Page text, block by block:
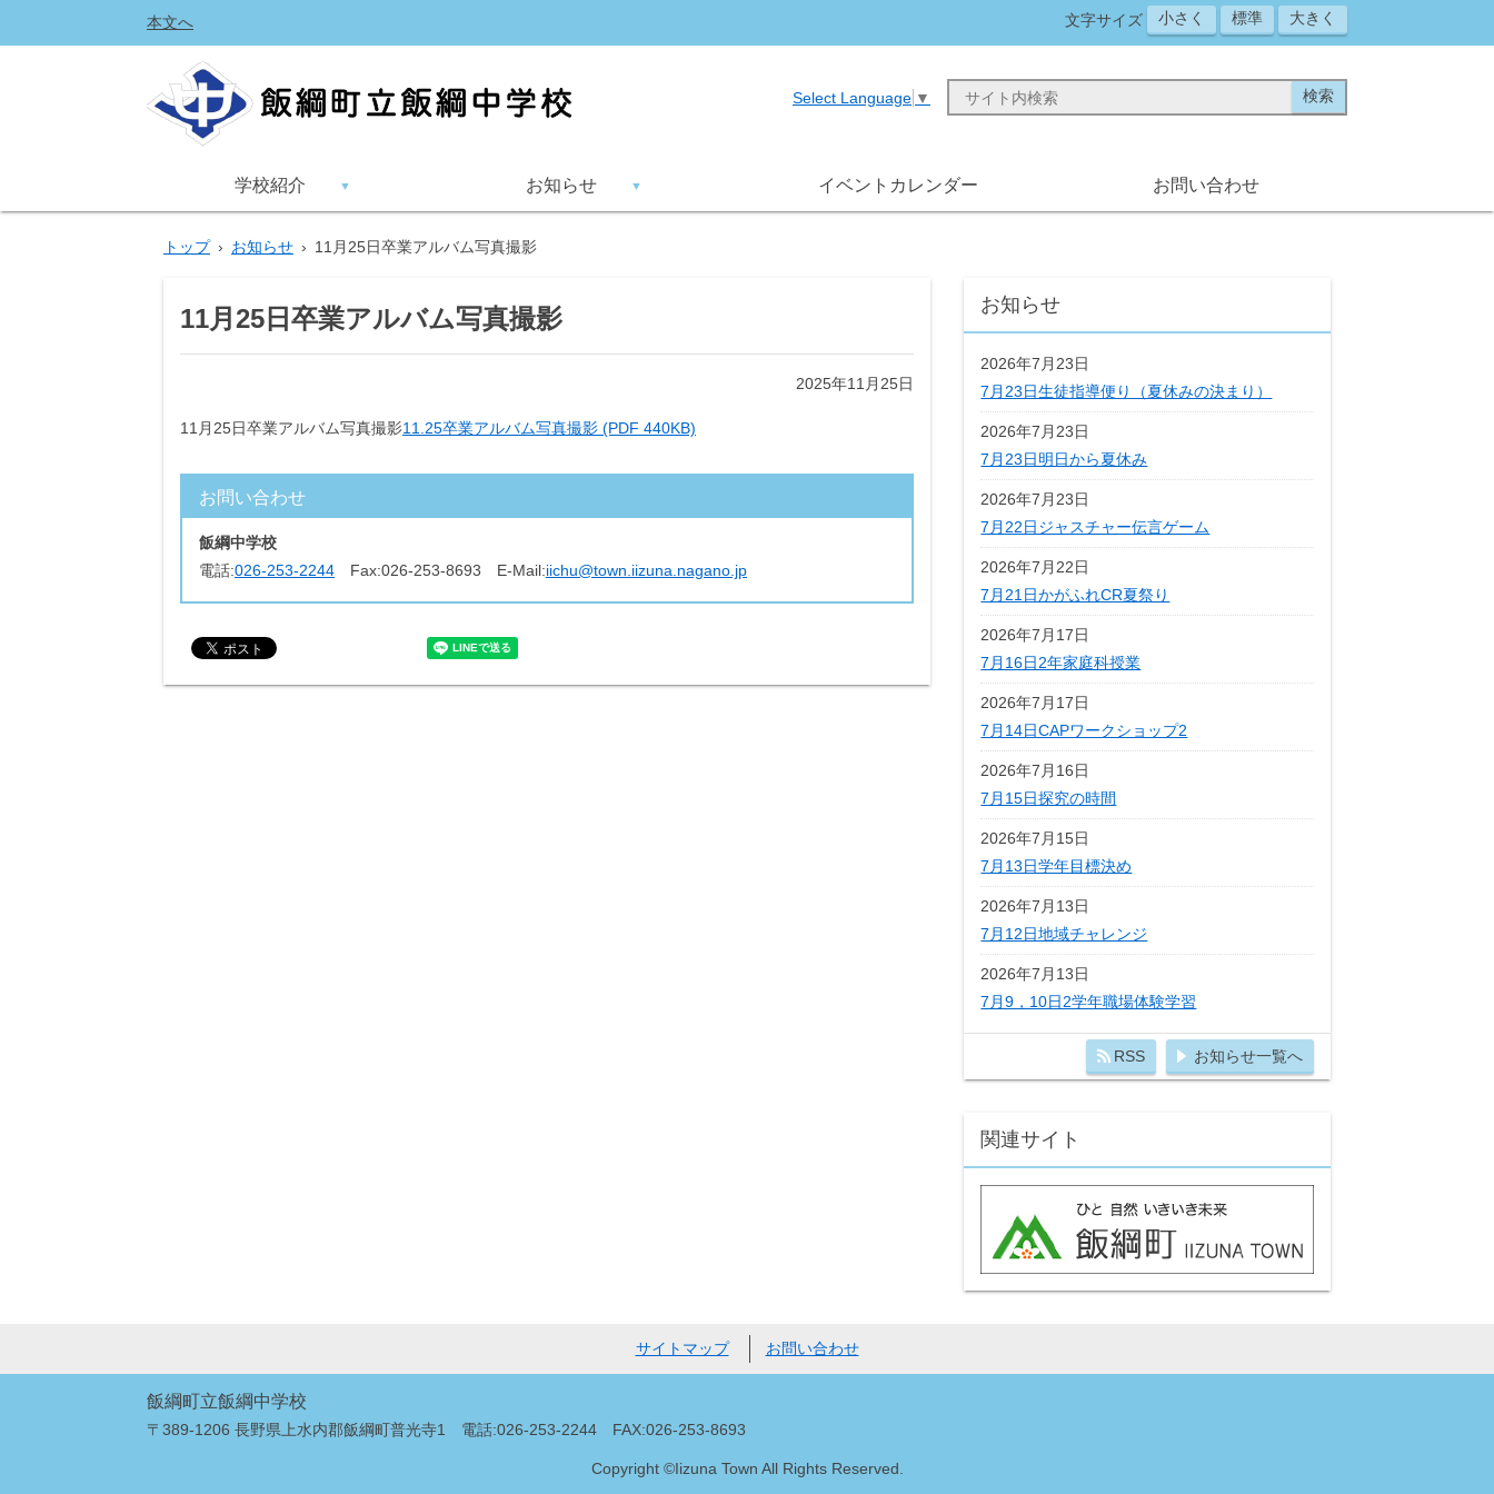
本文へ 文字サイズ 小さく 標準 大きく
Select Language ▼
学校紹介 お知らせ イベントカレンダー お問い合わせ
トップ › お知らせ › 11月25日卒業アルバム写真撮影
11月25日卒業アルバム写真撮影
2025年11月25日
11月25日卒業アルバム写真撮影11.25卒業アルバム写真撮影 (PDF 440KB)
お問い合わせ
飯綱中学校
電話:026-253-2244 Fax:026-253-8693 E-Mail:iichu@town.iizuna.nagano.jp
お知らせ
2026年7月23日
7月23日生徒指導便り（夏休みの決まり）
2026年7月23日
7月23日明日から夏休み
2026年7月23日
7月22日ジャスチャー伝言ゲーム
2026年7月22日
7月21日かがふれCR夏祭り
2026年7月17日
7月16日2年家庭科授業
2026年7月17日
7月14日CAPワークショップ2
2026年7月16日
7月15日探究の時間
2026年7月15日
7月13日学年目標決め
2026年7月13日
7月12日地域チャレンジ
2026年7月13日
7月9，10日2学年職場体験学習
RSS お知らせ一覧へ
関連サイト
サイトマップ お問い合わせ
飯綱町立飯綱中学校
〒389-1206 長野県上水内郡飯綱町普光寺1 電話:026-253-2244 FAX:026-253-8693
Copyright ©Iizuna Town All Rights Reserved.